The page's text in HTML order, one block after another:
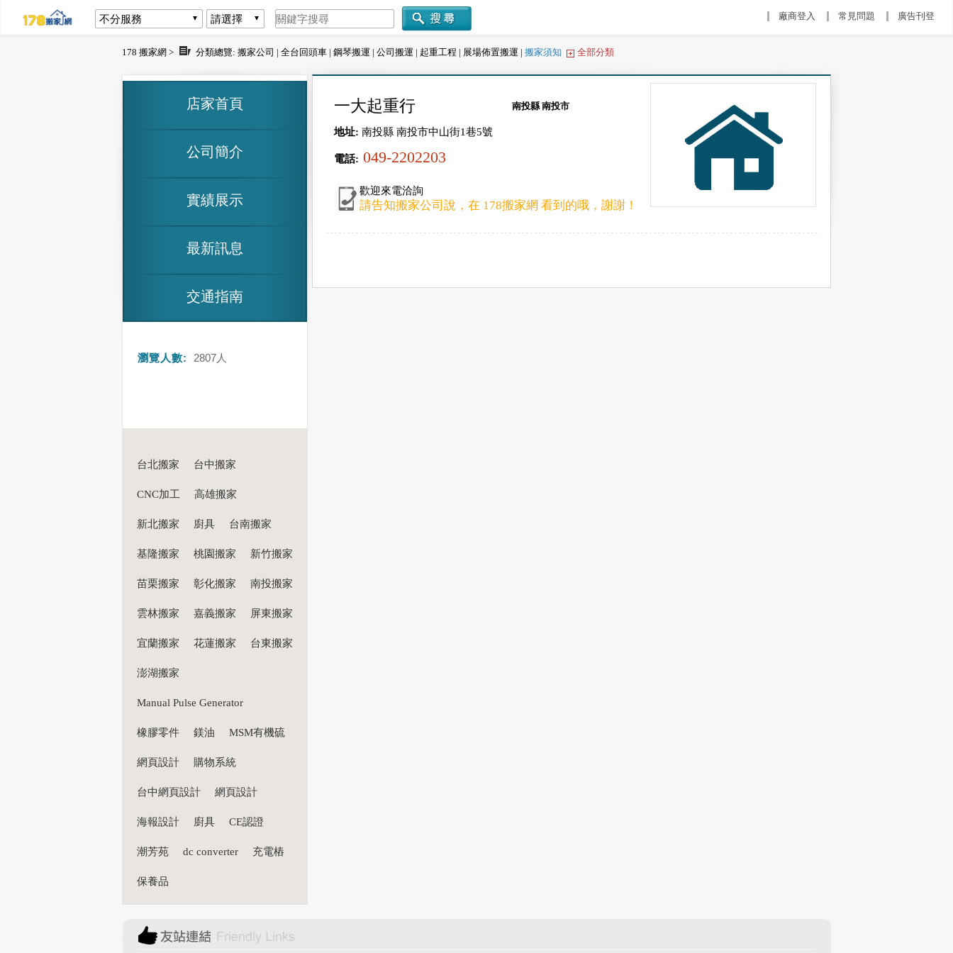
廣告刊登
常見問題
廠商登入
178 搬家網 > 分類總覽: 搬家公司 | 全台回頭車 | 鋼琴搬運 | 公司搬運 | 起重工程 | 展場佈置搬運 | 搬家須知 全部分類
一大起重行 南投縣 南投市
地址: 南投縣 南投市中山街1巷5號
電話: 049-2202203
歡迎來電洽詢
請告知搬家公司說，在 178搬家網 看到的哦，謝謝！
店家首頁
公司簡介
實績展示
最新訊息
交通指南
瀏覽人數: 2807人
台北搬家 台中搬家
CNC加工 高雄搬家
新北搬家 廚具 台南搬家
基隆搬家 桃園搬家 新竹搬家
苗栗搬家 彰化搬家 南投搬家
雲林搬家 嘉義搬家 屏東搬家
宜蘭搬家 花蓮搬家 台東搬家
澎湖搬家
Manual Pulse Generator
橡膠零件 鎂油 MSM有機硫
網頁設計 購物系統
台中網頁設計 網頁設計
海報設計 廚具 CE認證
潮芳苑 dc converter 充電樁
保養品